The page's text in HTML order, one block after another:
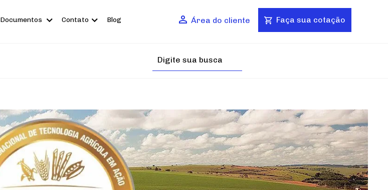
Documentos Contato Blog Área do cliente Faça sua cotação